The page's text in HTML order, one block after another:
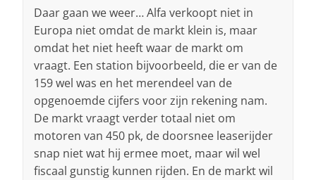
Daar gaan we weer… Alfa verkoopt niet in
Europa niet omdat de markt klein is, maar
omdat het niet heeft waar de markt om
vraagt. Een station bijvoorbeeld, die er van de
159 wel was en het merendeel van de
opgenoemde cijfers voor zijn rekening nam.
De markt vraagt verder totaal niet om
motoren van 450 pk, de doorsnee leaserijder
snap niet wat hij ermee moet, maar wil wel
fiscaal gunstig kunnen rijden. En de markt wil